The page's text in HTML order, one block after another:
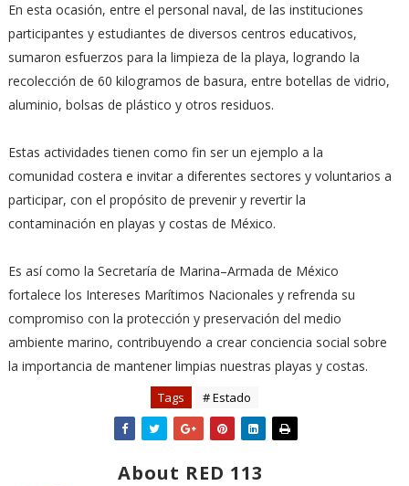
En esta ocasión, entre el personal naval, de las instituciones
participantes y estudiantes de diversos centros educativos,
sumaron esfuerzos para la limpieza de la playa, logrando la
recolección de 60 kilogramos de basura, entre botellas de vidrio,
aluminio, bolsas de plástico y otros residuos.
Estas actividades tienen como fin ser un ejemplo a la
comunidad costera e invitar a diferentes sectores y voluntarios a
participar, con el propósito de prevenir y revertir la
contaminación en playas y costas de México.
Es así como la Secretaría de Marina–Armada de México
fortalece los Intereses Marítimos Nacionales y refrenda su
compromiso con la protección y preservación del medio
ambiente marino, contribuyendo a crear conciencia social sobre
la importancia de mantener limpias nuestras playas y costas.
Tags # Estado
About RED 113